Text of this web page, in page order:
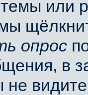
или
опрос
в
не